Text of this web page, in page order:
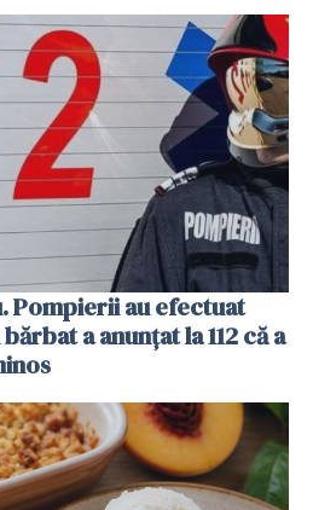
Pompierii au efectuat
a anunțat la 112 că a